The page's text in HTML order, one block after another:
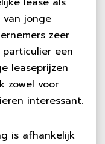
van jonge
zeer
een
leaseprijzen
zowel voor
interessant.
is afhankelijk